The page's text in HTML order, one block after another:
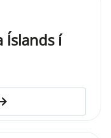
Íslands í